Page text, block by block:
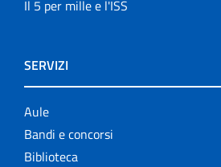
Il 5 per mille e l'ISS
SERVIZI
Aule
Bandi e concorsi
Biblioteca